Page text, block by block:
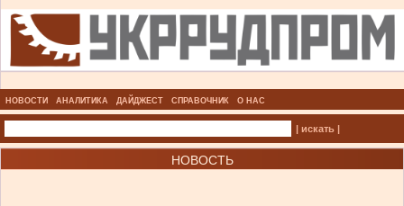
НОВОСТИ АНАЛИТИКА ДАЙДЖЕСТ СПРАВОЧНИК О НАС
| искать |
НОВОСТЬ